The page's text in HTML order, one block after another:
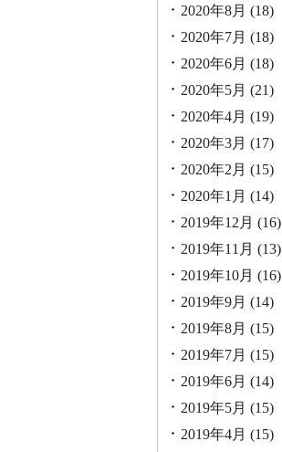
2020年8月 (18)
2020年7月 (18)
2020年6月 (18)
2020年5月 (21)
2020年4月 (19)
2020年3月 (17)
2020年2月 (15)
2020年1月 (14)
2019年12月 (16)
2019年11月 (13)
2019年10月 (16)
2019年9月 (14)
2019年8月 (15)
2019年7月 (15)
2019年6月 (14)
2019年5月 (15)
2019年4月 (15)